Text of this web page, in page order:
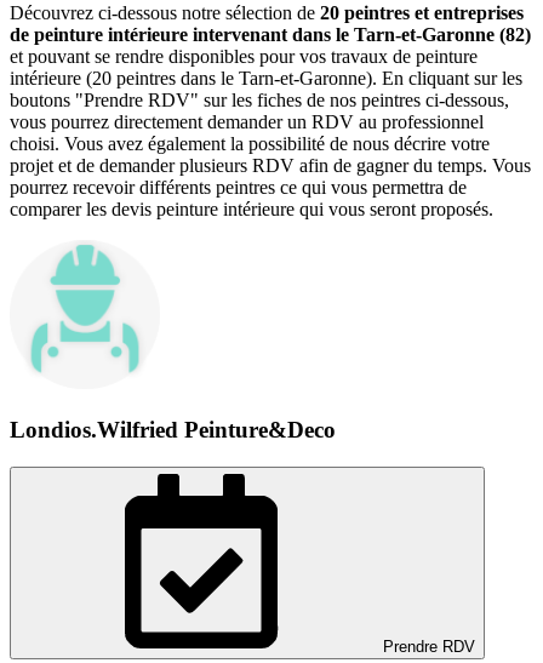
Découvrez ci-dessous notre sélection de 20 peintres et entreprises
de peinture intérieure intervenant dans le Tarn-et-Garonne (82)
et pouvant se rendre disponibles pour vos travaux de peinture
intérieure (20 peintres dans le Tarn-et-Garonne). En cliquant sur les
boutons "Prendre RDV" sur les fiches de nos peintres ci-dessous,
vous pourrez directement demander un RDV au professionnel
choisi. Vous avez également la possibilité de nous décrire votre
projet et de demander plusieurs RDV afin de gagner du temps. Vous
pourrez recevoir différents peintres ce qui vous permettra de
comparer les devis peinture intérieure qui vous seront proposés.
Londios.Wilfried Peinture&Deco
Prendre RDV